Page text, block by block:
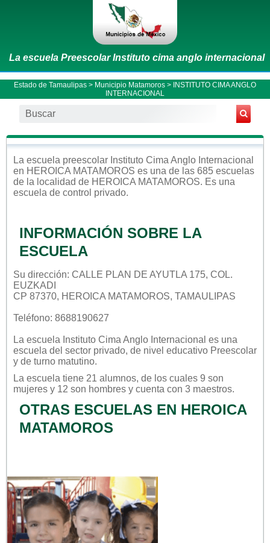
La escuela Preescolar Instituto cima anglo internacional
Estado de Tamaulipas > Municipio Matamoros > INSTITUTO CIMA ANGLO
INTERNACIONAL
La escuela preescolar Instituto Cima Anglo Internacional
en HEROICA MATAMOROS es una de las 685 escuelas
de la localidad de HEROICA MATAMOROS. Es una
escuela de control privado.
INFORMACIÓN SOBRE LA
ESCUELA
Su dirección: CALLE PLAN DE AYUTLA 175, COL.
EUZKADI
CP 87370, HEROICA MATAMOROS, TAMAULIPAS
Teléfono: 8688190627
La escuela Instituto Cima Anglo Internacional es una
escuela del sector privado, de nivel educativo Preescolar
y de turno matutino.
La escuela tiene 21 alumnos, de los cuales 9 son
mujeres y 12 son hombres y cuenta con 3 maestros.
OTRAS ESCUELAS EN HEROICA
MATAMOROS